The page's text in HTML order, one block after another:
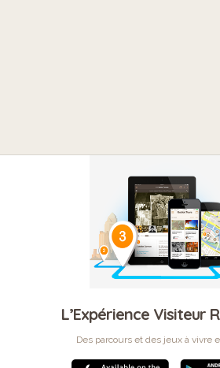
L’Expérience Visiteur
Des parcours et des jeux à vivre